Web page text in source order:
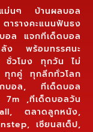
ม่นๆ บ้านผลบอล
รางคะแนนฟันธง
อล แจกทีเด็ดบอล
ง พร้อมทรรศนะ
ชั่วโมง ทุกวัน ไม่
ทุกคู่ ทุกลีกทั่วโลก
กบอล, ทีเด็ดบอล
7m ,ทีเด็ดบอลวัน
ตลาดลูกหนัง,
เซียนสเต็ป,